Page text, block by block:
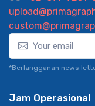
CS +62-877-7231-